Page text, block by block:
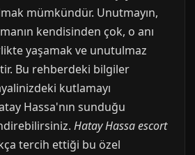
mümkündür. Unutmayın,
kendisinden çok, o anı
yaşamak ve unutulmaz
Bu rehberdeki bilgiler
kutlamayı
Hassa'nın sunduğu
Hatay Hassa escort
tercih ettiği bu özel